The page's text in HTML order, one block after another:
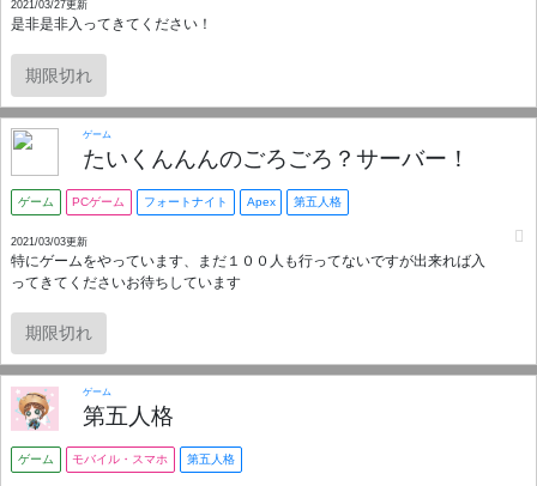
2021/03/27更新
是非是非入ってきてください！
期限切れ
ゲーム
たいくんんんのごろごろ？サーバー！
ゲーム PCゲーム フォートナイト Apex 第五人格
2021/03/03更新
特にゲームをやっています、まだ１００人も行ってないですが出来れば入
ってきてくださいお待ちしています
期限切れ
ゲーム
第五人格
ゲーム モバイル・スマホ 第五人格